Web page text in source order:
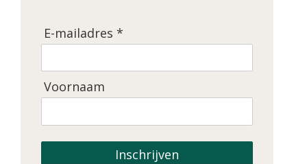
E-mailadres *
Voornaam
Inschrijven